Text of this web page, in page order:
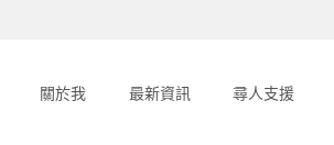
關於我 最新資訊 尋人支援